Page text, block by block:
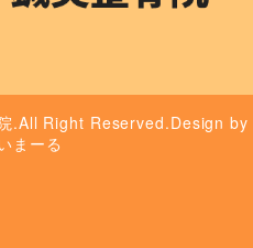
.All Right Reserved.Design by
まーる